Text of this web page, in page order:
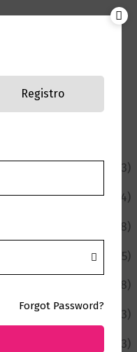
(53)
(4)
(228)
(75)
(88)
(213)
(373)
Registro
Forgot Password?